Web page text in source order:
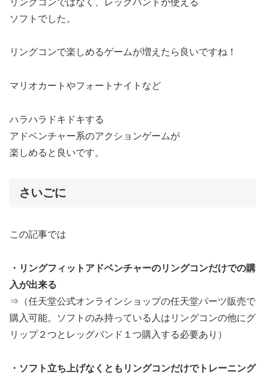
ソフトでした。
リングコンで楽しめるゲームが増えたら良いですね！
マリオカートやフォートナイトなど
ハラハラドキドキする
アドベンチャー系のアクションゲームが
楽しめると良いです。
さいごに
この記事では
・リングフィットアドベンチャーのリングコンだけでの購
入が出来る
⇒（任天堂公式オンラインショップの任天堂パーツ販売で
購入可能。ソフトのみ持っている人はリングコンの他にグ
リップ２つとレッグバンド１つ購入する必要あり）
・ソフト立ち上げなくともリングコンだけでトレーニング